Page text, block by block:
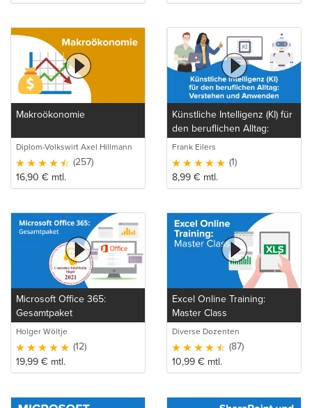
Makroökonomie
Diplom-Volkswirt Axel Hillmann
(257)
16,90 € mtl.
Künstliche Intelligenz (KI) für
den beruflichen Alltag:
Verstehen und Anwenden
Frank Eilers
(1)
8,99 € mtl.
Microsoft Office 365:
Gesamtpaket
Holger Wöltje
(12)
19,99 € mtl.
Excel Online Training:
Master Class
Diverse Dozenten
(87)
10,99 € mtl.